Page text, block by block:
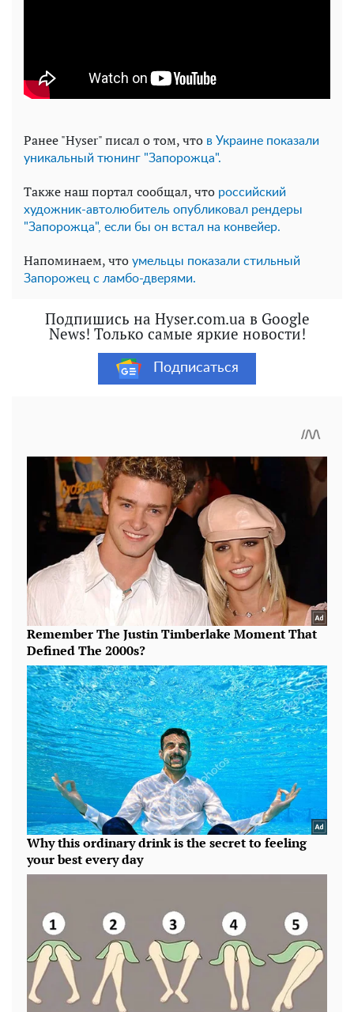
Ранее "Hyser" писал о том, что в Украине показали
уникальный тюнинг "Запорожца".
Также наш портал сообщал, что российский
художник-автолюбитель опубликовал рендеры
"Запорожца", если бы он встал на конвейер.
Напоминаем, что умельцы показали стильный
Запорожец с ламбо-дверями.
Подпишись на Hyser.com.ua в Google
News! Только самые яркие новости!
Подписаться